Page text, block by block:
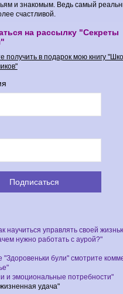
и знакомым. Ведь самый
счастливой.
на рассылку "Секреты
получить в подарок мою книгу
научиться управлять своей
нужно работать с аурой?"
були" смотрите
и эмоциональные потребности"
удача"